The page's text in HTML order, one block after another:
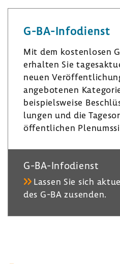
k
d
n
t
­
r
a
m
e
k
G-​BA-Infodienst
Mit dem kosten­losen
erhalten Sie
neuen
ange­bo­tenen
beispiels­weise
lungen und die
öffent­li­chen
G-​BA-Infodienst
Lassen Sie sich
des G-BA zusenden.